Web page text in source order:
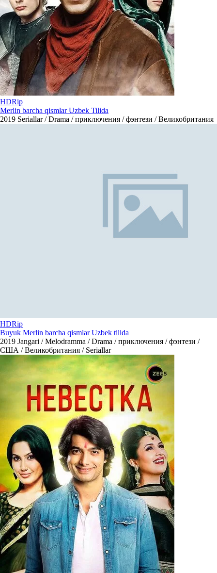
HDRip
Merlin barcha qismlar Uzbek Tilida
2019 Seriallar / Drama / приключения / фэнтези / Великобритания
HDRip
Buyuk Merlin barcha qismlar Uzbek tilida
2019 Jangari / Melodramma / Drama / приключения / фэнтези /
США / Великобритания / Seriallar